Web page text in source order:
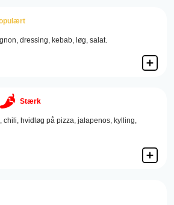
dressing, kebab, løg, salat.
Stærk
chili, hvidløg på pizza, jalapenos, kylling,